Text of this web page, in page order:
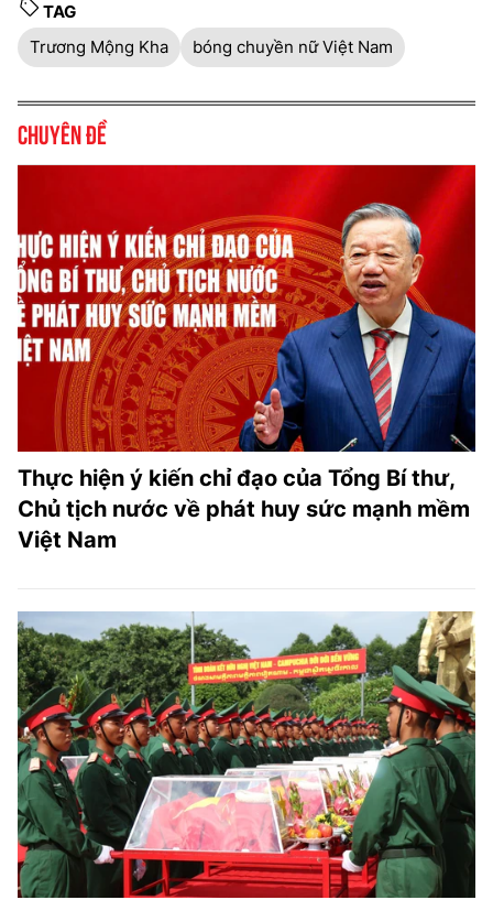
TAG
Trương Mộng Kha
bóng chuyền nữ Việt Nam
Chuyên đề
Thực hiện ý kiến chỉ đạo của Tổng Bí thư,
Chủ tịch nước về phát huy sức mạnh mềm
Việt Nam